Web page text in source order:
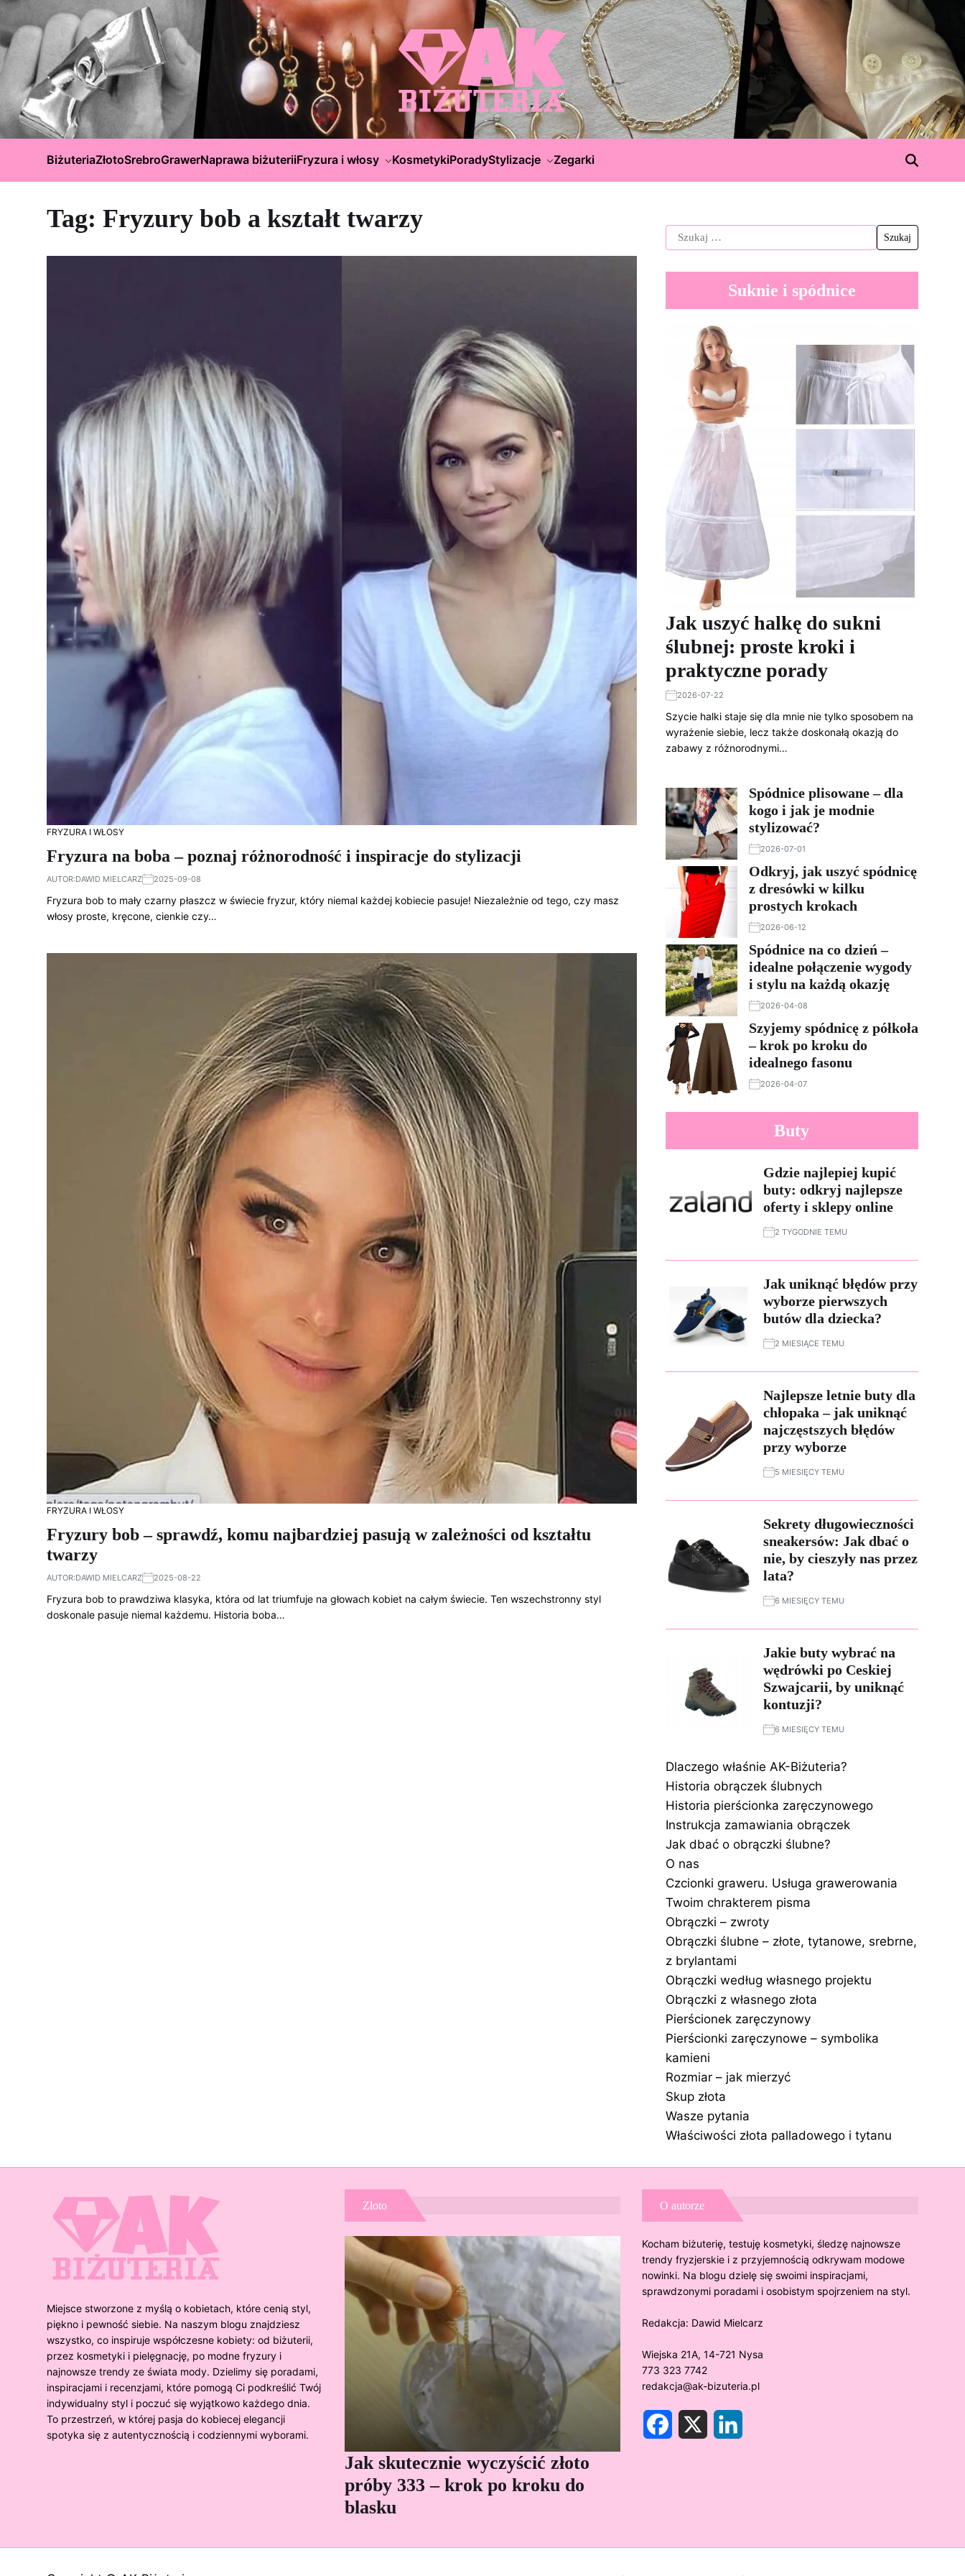
BiżuteriaZłotoSrebroGrawerNaprawa biżuteriiFryzura i włosy KosmetykiPoradyStylizacje Zegarki
Tag: Fryzury bob a kształt twarzy
FRYZURA I WŁOSY
Fryzura na boba – poznaj różnorodność i inspiracje do stylizacji
AUTOR:DAWID MIELCARZ 2025-09-08
Fryzura bob to mały czarny płaszcz w świecie fryzur, który niemal każdej kobiecie pasuje! Niezależnie od tego, czy masz
włosy proste, kręcone, cienkie czy…
FRYZURA I WŁOSY
Fryzury bob – sprawdź, komu najbardziej pasują w zależności od kształtu
twarzy
AUTOR:DAWID MIELCARZ 2025-08-22
Fryzura bob to prawdziwa klasyka, która od lat triumfuje na głowach kobiet na całym świecie. Ten wszechstronny styl
doskonale pasuje niemal każdemu. Historia boba…
Suknie i spódnice
Jak uszyć halkę do sukni
ślubnej: proste kroki i
praktyczne porady
2026-07-22
Szycie halki staje się dla mnie nie tylko sposobem na
wyrażenie siebie, lecz także doskonałą okazją do
zabawy z różnorodnymi…
Spódnice plisowane – dla
kogo i jak je modnie
stylizować?
2026-07-01
Odkryj, jak uszyć spódnicę
z dresówki w kilku
prostych krokach
2026-06-12
Spódnice na co dzień –
idealne połączenie wygody
i stylu na każdą okazję
2026-04-08
Szyjemy spódnicę z półkoła
– krok po kroku do
idealnego fasonu
2026-04-07
Buty
Gdzie najlepiej kupić
buty: odkryj najlepsze
oferty i sklepy online
2 TYGODNIE TEMU
Jak uniknąć błędów przy
wyborze pierwszych
butów dla dziecka?
2 MIESIĄCE TEMU
Najlepsze letnie buty dla
chłopaka – jak uniknąć
najczęstszych błędów
przy wyborze
5 MIESIĘCY TEMU
Sekrety długowieczności
sneakersów: Jak dbać o
nie, by cieszyły nas przez
lata?
6 MIESIĘCY TEMU
Jakie buty wybrać na
wędrówki po Ceskiej
Szwajcarii, by uniknąć
kontuzji?
6 MIESIĘCY TEMU
Dlaczego właśnie AK-Biżuteria?
Historia obrączek ślubnych
Historia pierścionka zaręczynowego
Instrukcja zamawiania obrączek
Jak dbać o obrączki ślubne?
O nas
Czcionki graweru. Usługa grawerowania
Twoim chrakterem pisma
Obrączki – zwroty
Obrączki ślubne – złote, tytanowe, srebrne,
z brylantami
Obrączki według własnego projektu
Obrączki z własnego złota
Pierścionek zaręczynowy
Pierścionki zaręczynowe – symbolika
kamieni
Rozmiar – jak mierzyć
Skup złota
Wasze pytania
Właściwości złota palladowego i tytanu
Miejsce stworzone z myślą o kobietach, które cenią styl,
piękno i pewność siebie. Na naszym blogu znajdziesz
wszystko, co inspiruje współczesne kobiety: od biżuterii,
przez kosmetyki i pielęgnację, po modne fryzury i
najnowsze trendy ze świata mody. Dzielimy się poradami,
inspiracjami i recenzjami, które pomogą Ci podkreślić Twój
indywidualny styl i poczuć się wyjątkowo każdego dnia.
To przestrzeń, w której pasja do kobiecej elegancji
spotyka się z autentycznością i codziennymi wyborami.
Złoto
Jak skutecznie wyczyścić złoto
próby 333 – krok po kroku do
blasku
O autorze
Kocham biżuterię, testuję kosmetyki, śledzę najnowsze
trendy fryzjerskie i z przyjemnością odkrywam modowe
nowinki. Na blogu dzielę się swoimi inspiracjami,
sprawdzonymi poradami i osobistym spojrzeniem na styl.
Redakcja: Dawid Mielcarz
Wiejska 21A, 14-721 Nysa
773 323 7742
redakcja@ak-bizuteria.pl
X